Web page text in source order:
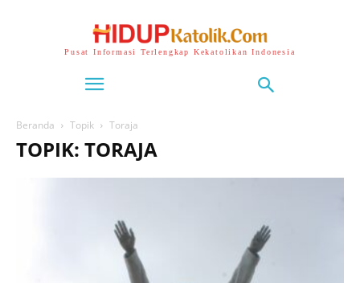
Pusat Informasi Terlengkap Kekatolikan Indonesia
Beranda Topik Toraja
TOPIK: TORAJA